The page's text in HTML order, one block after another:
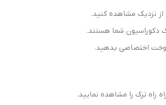
از نزدیک مشاهده کنید.
دکوراسیون شما هستند.
دوخت اختصاصی بدهید.
راه ترک را مشاهده نمایید.